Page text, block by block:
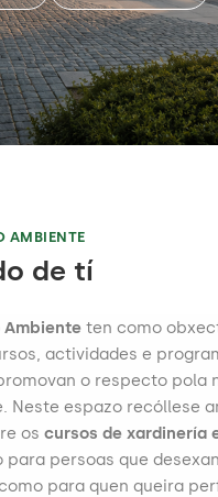
AMBIENTE
de tí
Ambienteten como
actividades e
o respecto pola
Neste espazo recóllese
os cursos de xardinería
para persoas que
para quen queira